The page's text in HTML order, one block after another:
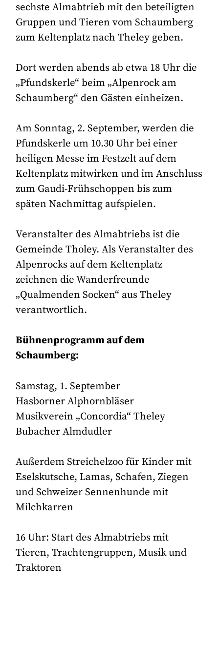
sechste Almabtrieb mit den beteiligten
Gruppen und Tieren vom Schaumberg
zum Keltenplatz nach Theley geben.
Dort werden abends ab etwa 18 Uhr die
„Pfundskerle“ beim „Alpenrock am
Schaumberg“ den Gästen einheizen.
Am Sonntag, 2. September, werden die
Pfundskerle um 10.30 Uhr bei einer
heiligen Messe im Festzelt auf dem
Keltenplatz mitwirken und im Anschluss
zum Gaudi-Frühschoppen bis zum
späten Nachmittag aufspielen.
Veranstalter des Almabtriebs ist die
Gemeinde Tholey. Als Veranstalter des
Alpenrocks auf dem Keltenplatz
zeichnen die Wanderfreunde
„Qualmenden Socken“ aus Theley
verantwortlich.
Bühnenprogramm auf dem
Schaumberg:
Samstag, 1. September
Hasborner Alphornbläser
Musikverein „Concordia“ Theley
Bubacher Almdudler
Außerdem Streichelzoo für Kinder mit
Eselskutsche, Lamas, Schafen, Ziegen
und Schweizer Sennenhunde mit
Milchkarren
16 Uhr: Start des Almabtriebs mit
Tieren, Trachtengruppen, Musik und
Traktoren